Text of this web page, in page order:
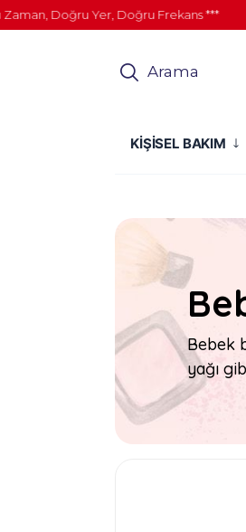
Doğru Yer, Doğru Frekans ***
Arama
KİŞİSEL BAKIM
Bebek
yağı